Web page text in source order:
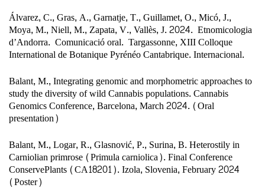
Álvarez, C., Gras, A., Garnatje, T., Guillamet, O., Micó, J.,
Moya, M., Niell, M., Zapata, V., Vallès, J. 2024. Etnomicologia
d’Andorra. Comunicació oral. Targassonne, XIII Colloque
International de Botanique Pyrénéo Cantabrique. Internacional.
Balant, M., Integrating genomic and morphometric approaches to
study the diversity of wild Cannabis populations. Cannabis
Genomics Conference, Barcelona, March 2024. (Oral
presentation)
Balant, M., Logar, R., Glasnović, P., Surina, B. Heterostily in
Carniolian primrose (Primula carniolica). Final Conference
ConservePlants (CA18201). Izola, Slovenia, February 2024
(Poster)